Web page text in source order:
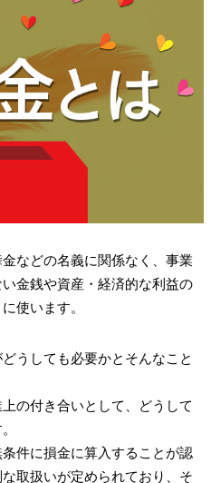
などの名義に関係なく、事業
金銭や資産・経済的な利益の
使います。
うしても必要かとそんなこと
の付き合いとして、どうして
件に損金に算入することが認
取扱いが定められており、そ